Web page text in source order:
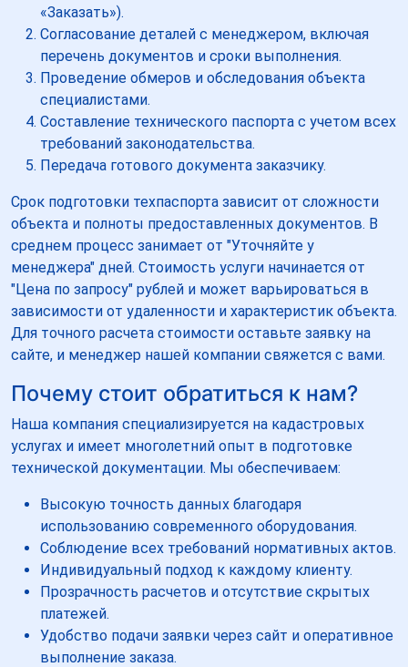
«Заказать»).
Согласование деталей с менеджером, включая
перечень документов и сроки выполнения.
Проведение обмеров и обследования объекта
специалистами.
Составление технического паспорта с учетом всех
требований законодательства.
Передача готового документа заказчику.
Срок подготовки техпаспорта зависит от сложности
объекта и полноты предоставленных документов. В
среднем процесс занимает от "Уточняйте у
менеджера" дней. Стоимость услуги начинается от
"Цена по запросу" рублей и может варьироваться в
зависимости от удаленности и характеристик объекта.
Для точного расчета стоимости оставьте заявку на
сайте, и менеджер нашей компании свяжется с вами.
Почему стоит обратиться к нам?
Наша компания специализируется на кадастровых
услугах и имеет многолетний опыт в подготовке
технической документации. Мы обеспечиваем:
Высокую точность данных благодаря
использованию современного оборудования.
Соблюдение всех требований нормативных актов.
Индивидуальный подход к каждому клиенту.
Прозрачность расчетов и отсутствие скрытых
платежей.
Удобство подачи заявки через сайт и оперативное
выполнение заказа.